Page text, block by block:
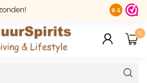
14 dagen
9.5
0